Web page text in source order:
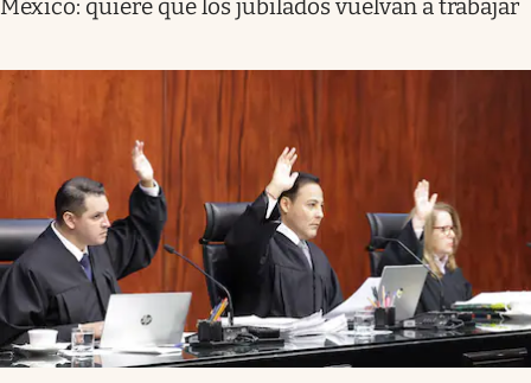
México: quiere que los jubilados vuelvan a trabajar